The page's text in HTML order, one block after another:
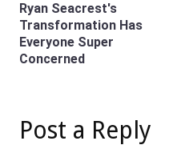
Ryan Seacrest's
Transformation Has
Everyone Super
Concerned
Post a Reply